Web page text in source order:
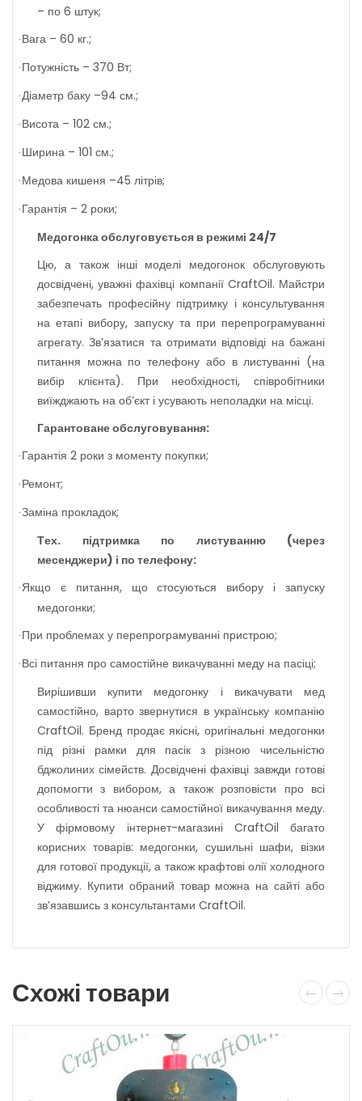
– по 6 штук;
· Вага – 60 кг.;
· Потужність – 370 Вт;
·Діаметр баку –94 см.;
· Висота – 102 см.;
· Ширина – 101 см.;
· Медова кишеня –45 літрів;
· Гарантія – 2 роки;
Медогонка обслуговується в режимі 24/7
Цю, а також інші моделі медогонок обслуговують
досвідчені, уважні фахівці компанії CraftOil. Майстри
забезпечать професійну підтримку і консультування
на етапі вибору, запуску та при перепрограмуванні
агрегату. Зв’язатися таотримати відповіді на бажані
питання можна по телефону або в листуванні (на
вибір клієнта). При необхідності, співробітники
виїжджають на об’єкт і усувають неполадки на місці.
Гарантоване обслуговування:
· Гарантія 2 роки з моменту покупки;
· Ремонт;
·Заміна прокладок;
Тех. підтримка по листуванню (через
месенджери) і по телефону:
· Якщо є питання, що стосуються вибору і запуску
медогонки;
· При проблемах у перепрограмуванні пристрою;
· Всі питання про самостійне викачуванні меду на пасіці;
Вирішивши купити медогонку і викачувати мед
самостійно, варто звернутися в українську компанію
CraftOil. Бренд продає якісні, оригінальні медогонки
під різні рамки для пасік з різною чисельністю
бджолиних сімейств. Досвідчені фахівці завжди готові
допомогти з вибором, а також розповісти про всі
особливості та нюанси самостійної викачування меду.
У фірмовому інтернет-магазині CraftOil багато
корисних товарів: медогонки, сушильні шафи, візки
для готової продукції, а також крафтові оліїхолодного
віджиму. Купити обраний товар можна на сайті або
зв’язавшись з консультантами CraftOil.
Схожі товари